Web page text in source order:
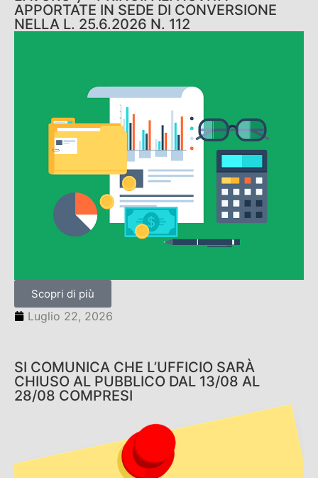
APPORTATE IN SEDE DI CONVERSIONE
NELLA L. 25.6.2026 N. 112
Scopri di più
Luglio 22, 2026
SI COMUNICA CHE L’UFFICIO SARÀ
CHIUSO AL PUBBLICO DAL 13/08 AL
28/08 COMPRESI